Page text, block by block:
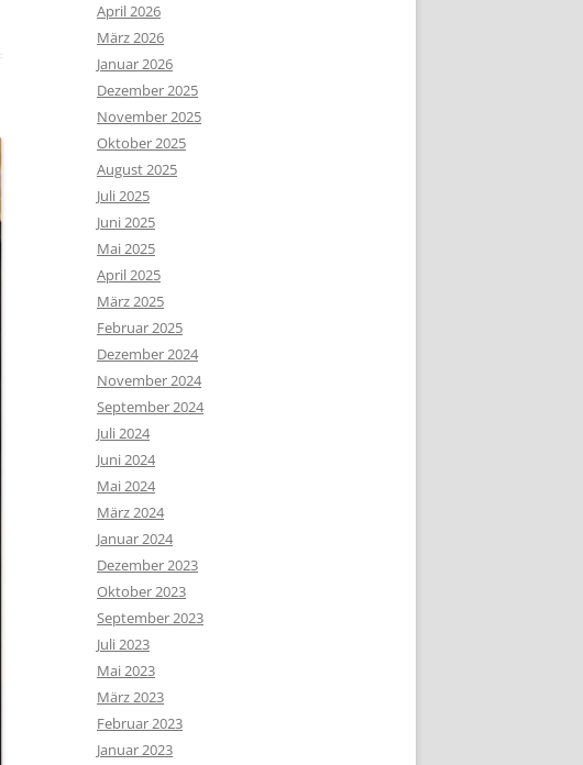
April 2026
März 2026
Januar 2026
Dezember 2025
November 2025
Oktober 2025
August 2025
Juli 2025
Juni 2025
Mai 2025
April 2025
März 2025
Februar 2025
Dezember 2024
November 2024
September 2024
Juli 2024
Juni 2024
Mai 2024
März 2024
Januar 2024
Dezember 2023
Oktober 2023
September 2023
Juli 2023
Mai 2023
März 2023
Februar 2023
Januar 2023